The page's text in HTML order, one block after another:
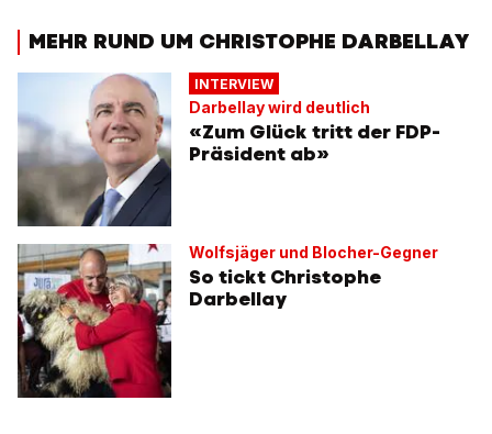
MEHR RUND UM CHRISTOPHE DARBELLAY
INTERVIEW
Darbellay wird deutlich
«Zum Glück tritt der FDP-
Präsident ab»
Wolfsjäger und Blocher-Gegner
So tickt Christophe
Darbellay